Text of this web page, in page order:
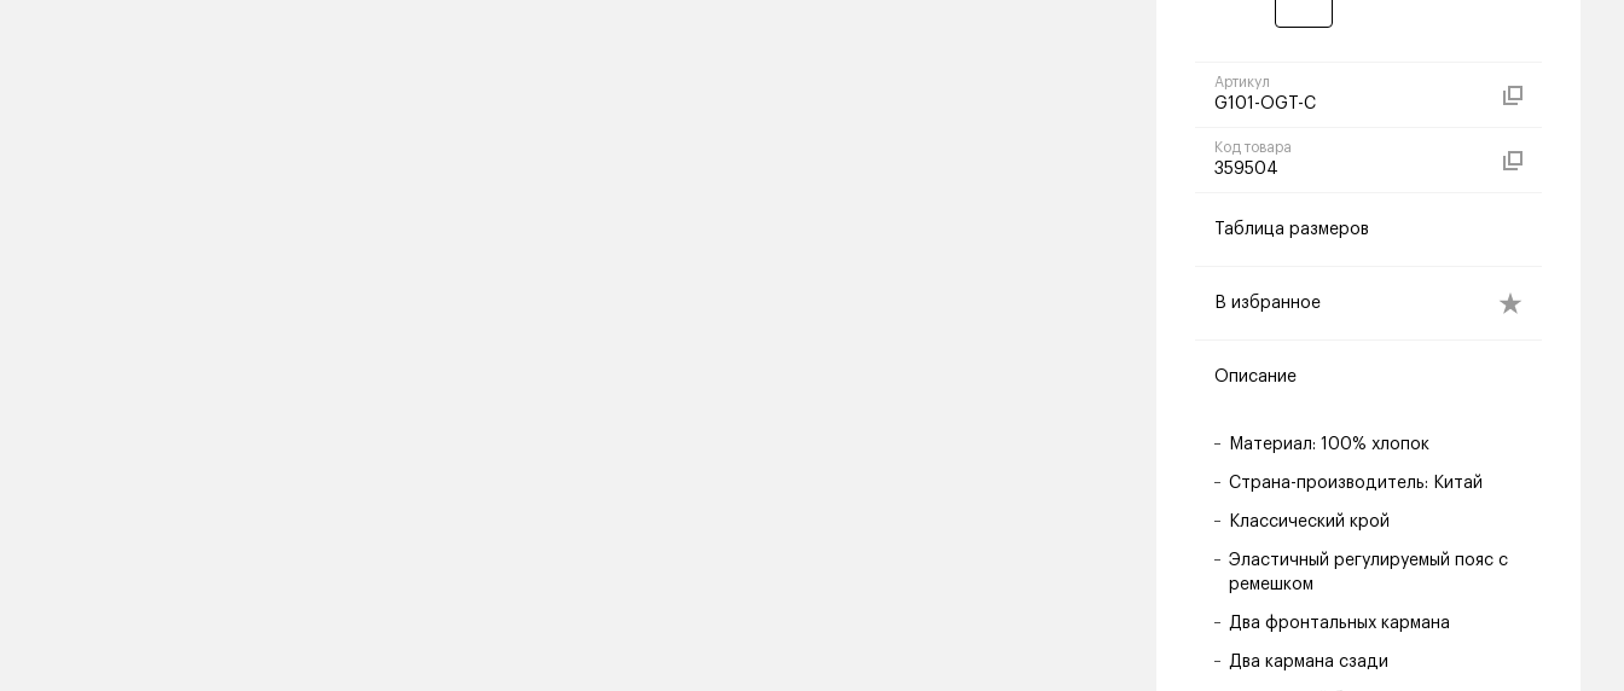
Артикул
G101-OGT-C
Код товара
359504
Таблица размеров
В избранное
Описание
Материал: 100% хлопок
Страна-производитель: Китай
Классический крой
Эластичный регулируемый пояс с
ремешком
Два фронтальных кармана
Два кармана сзади